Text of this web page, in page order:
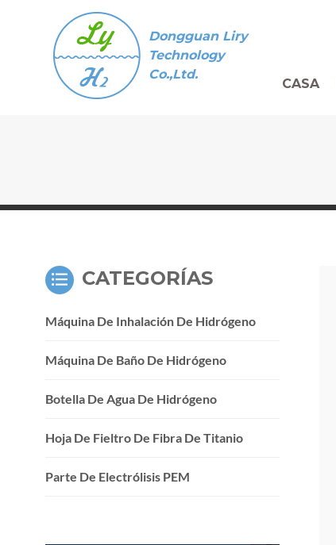
Dongguan Liry
Technology
Co.,Ltd.
CASA
CATEGORÍAS
Máquina De Inhalación De Hidrógeno
Máquina De Baño De Hidrógeno
Botella De Agua De Hidrógeno
Hoja De Fieltro De Fibra De Titanio
Parte De Electrólisis PEM